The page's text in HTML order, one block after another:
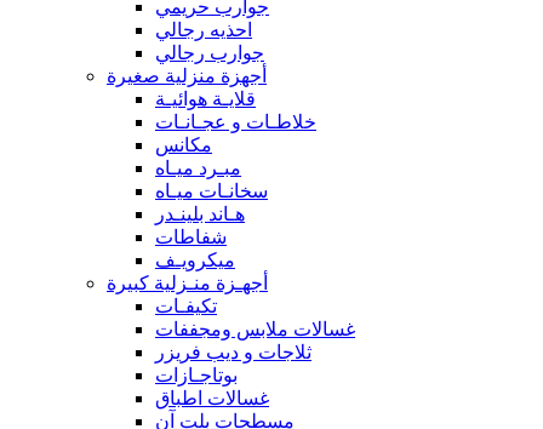
جوارب حريمي
احذيه رجالي
جوارب رجالي
أجهزة منزلية صغيرة
قلايـة هوائيـة
خلاطـات و عجـانـات
مكانس
مبـرد ميـاه
سخانـات ميـاه
هـاند بلينـدر
شفاطات
ميكرويـف
أجهـزة منـزلية كبيرة
تكيفـات
غسالات ملابس ومجففات
ثلاجات و ديب فريزر
بوتاجـازات
غسالات اطباق
مسطحات بلت آن